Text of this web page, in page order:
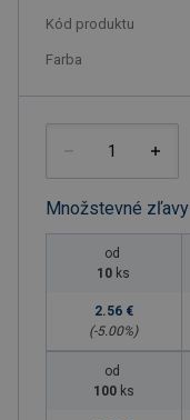
Kód produktu
Farba
Množstevné zľavy
od
10 ks
2.56 €
(-5.00%)
od
100 ks